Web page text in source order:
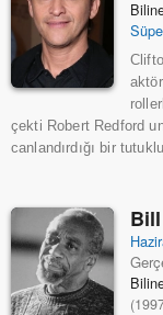
çekti Robert Redford
canlandırdığı bir